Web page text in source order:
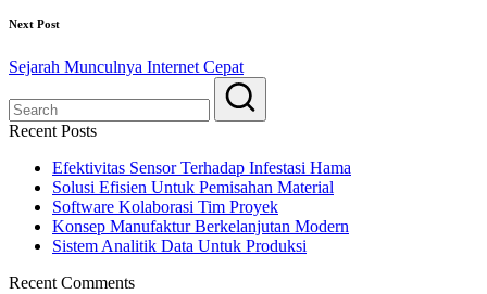
Next Post
Sejarah Munculnya Internet Cepat
Recent Posts
Efektivitas Sensor Terhadap Infestasi Hama
Solusi Efisien Untuk Pemisahan Material
Software Kolaborasi Tim Proyek
Konsep Manufaktur Berkelanjutan Modern
Sistem Analitik Data Untuk Produksi
Recent Comments